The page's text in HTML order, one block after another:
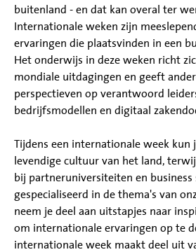
buitenland - en dat kan overal ter
Internationale weken zijn
ervaringen die plaatsvinden in een
Het onderwijs in deze weken richt
mondiale uitdagingen en geeft
perspectieven op verantwoord
bedrijfsmodellen en digitaal
Tijdens een internationale week kun
levendige cultuur van het land,
bij partneruniversiteiten en business
gespecialiseerd in de thema's van
neem je deel aan uitstapjes naar
om internationale ervaringen op te
internationale week maakt deel uit